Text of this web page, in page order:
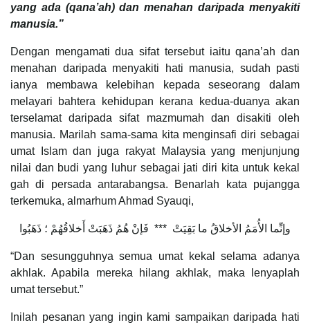
yang ada (qana’ah) dan menahan daripada menyakiti
manusia.”
Dengan mengamati dua sifat tersebut iaitu qana’ah dan
menahan daripada menyakiti hati manusia, sudah pasti
ianya membawa kelebihan kepada seseorang dalam
melayari bahtera kehidupan kerana kedua-duanya akan
terselamat daripada sifat mazmumah dan disakiti oleh
manusia. Marilah sama-sama kita menginsafi diri sebagai
umat Islam dan juga rakyat Malaysia yang menjunjung
nilai dan budi yang luhur sebagai jati diri kita untuk kekal
gah di persada antarabangsa. Benarlah kata pujangga
terkemuka, almarhum Ahmad Syauqi,
وإنِّما الأُمَمُ الأخلاقُ ما بَقِيَتْ *** فَإنْ هُمُ ذَهَبَتْ أَخلاقُهُمْ ؛ ذَهَبُوا
“Dan sesungguhnya semua umat kekal selama adanya
akhlak. Apabila mereka hilang akhlak, maka lenyaplah
umat tersebut.”
Inilah pesanan yang ingin kami sampaikan daripada hati